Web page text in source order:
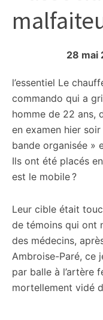
28 mai
l’essentiel Le
commando qui a
homme de 22 ans,
en examen hier
bande organisée »
Ils ont été placés
est le mobile ?
Leur cible était
de témoins qui ont
des médecins,
Ambroise-Paré, ce
par balle à l’artère
mortellement vidé